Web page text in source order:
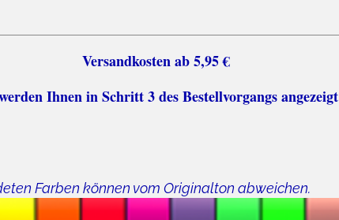
ab 5,95 €
Ihnen in Schritt 3 des Bestellvorgangs angezeigt
Farben können vom Originalton abweichen.